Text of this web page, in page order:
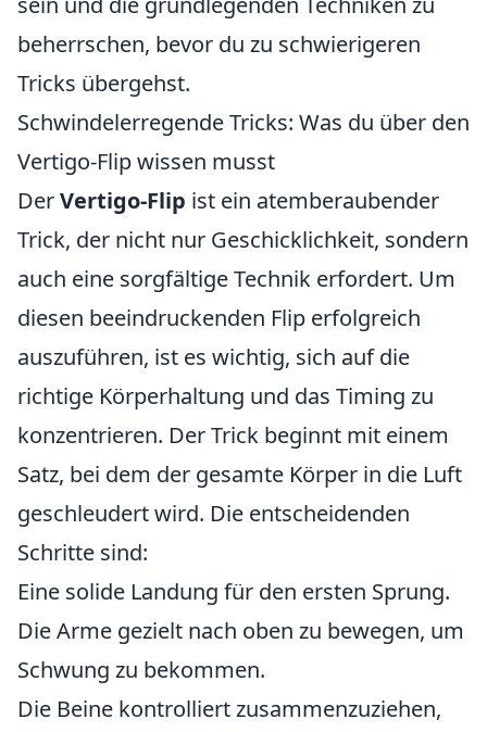
beherrschen, bevor du zu schwierigeren
Tricks übergehst.
Schwindelerregende Tricks: Was du über den
Vertigo-Flip wissen musst
DerVertigo-Flip ist ein atemberaubender
Trick, der nicht nur Geschicklichkeit, sondern
auch eine sorgfältige Technik erfordert. Um
diesen beeindruckenden Flip erfolgreich
auszuführen, ist es wichtig, sich auf die
richtige Körperhaltung und das Timing zu
konzentrieren. Der Trick beginnt mit einem
Satz, bei dem der gesamte Körper in die Luft
geschleudert wird. Die entscheidenden
Schritte sind:
Eine solide Landung für den ersten Sprung.
Die Arme gezielt nach oben zu bewegen, um
Schwung zu bekommen.
Die Beine kontrolliert zusammenzuziehen,